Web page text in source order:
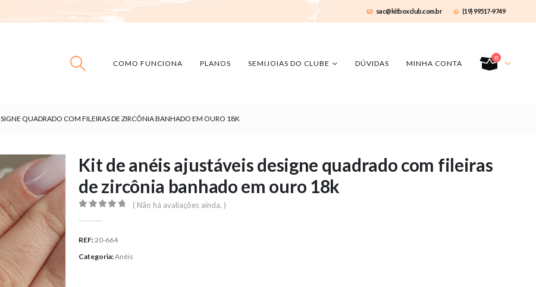
sac@kitboxclub.com.br (19) 99517-9749
COMO FUNCIONA PLANOS SEMIJOIAS DO CLUBE DÚVIDAS MINHA CONTA
0
QUADRADO COM FILEIRAS DE ZIRCÔNIA BANHADO EM OURO 18K
Kit de anéis ajustáveis designe quadrado com fileiras
de zircônia banhado em ouro 18k
( Não há avaliações ainda. )
REF:20-664
Categoria:Anéis